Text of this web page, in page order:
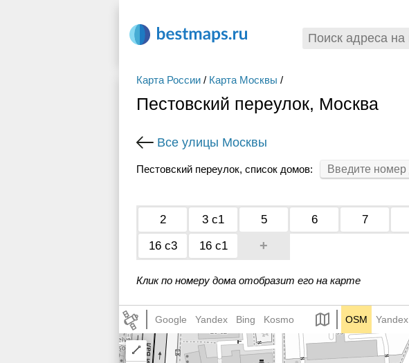
Карта России / Карта Москвы /
Пестовский переулок, Москва
Все улицы Москвы
Пестовский переулок, список домов:
2 3 с1 5 6 7
16 с3
16 с1 +
Клик по номеру дома отобразит его на карте
Google Yandex Bing Kosmo OSM Yandex
Draw